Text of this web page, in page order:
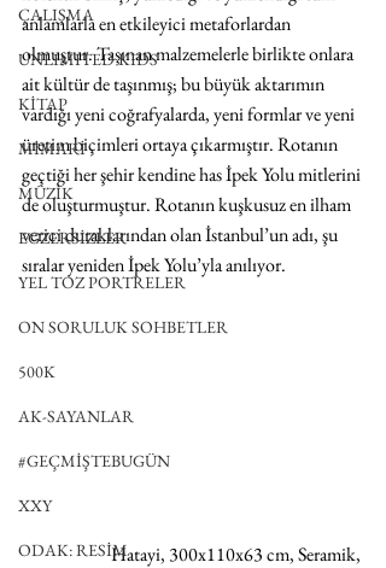
ÇALIŞMA
UNLIMITED KIDS
KİTAP
MİMARİ
MÜZİK
EGZERSİZLER
YEL TOZ PORTRELER
ON SORULUK SOHBETLER
500K
AK-SAYANLAR
#GEÇMİŞTEBUGÜN
XXY
ODAK: RESİM
anlamlarla en etkileyici metaforlardan
olmuştur. Taşınan malzemelerle birlikte onlara
ait kültür de taşınmış; bu büyük aktarımın
vardığı yeni coğrafyalarda, yeni formlar ve yeni
üretim biçimleri ortaya çıkarmıştır. Rotanın
geçtiği her şehir kendine has İpek Yolu mitlerini
de oluşturmuştur. Rotanın kuşkusuz en ilham
verici duraklarından olan İstanbul’un adı, şu
sıralar yeniden İpek Yolu’yla anılıyor.
Hatayi, 300x110x63 cm, Seramik,